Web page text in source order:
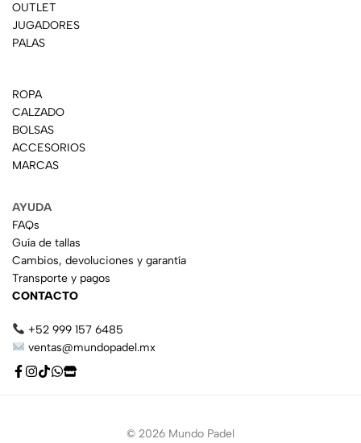
OUTLET
JUGADORES
PALAS
ROPA
CALZADO
BOLSAS
ACCESORIOS
MARCAS
AYUDA
FAQs
Guía de tallas
Cambios, devoluciones y garantía
Transporte y pagos
CONTACTO
+52 999 157 6485
ventas@mundopadel.mx
© 2026 Mundo Padel